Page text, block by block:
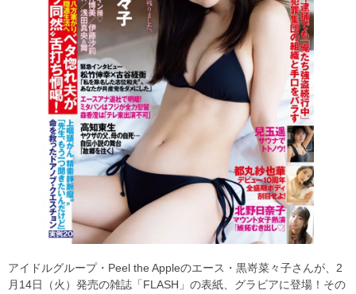
アイドルグループ・Peel the Appleのエース・黒嵜菜々子さんが、2
月14日（火）発売の雑誌「FLASH」の表紙、グラビアに登場！その